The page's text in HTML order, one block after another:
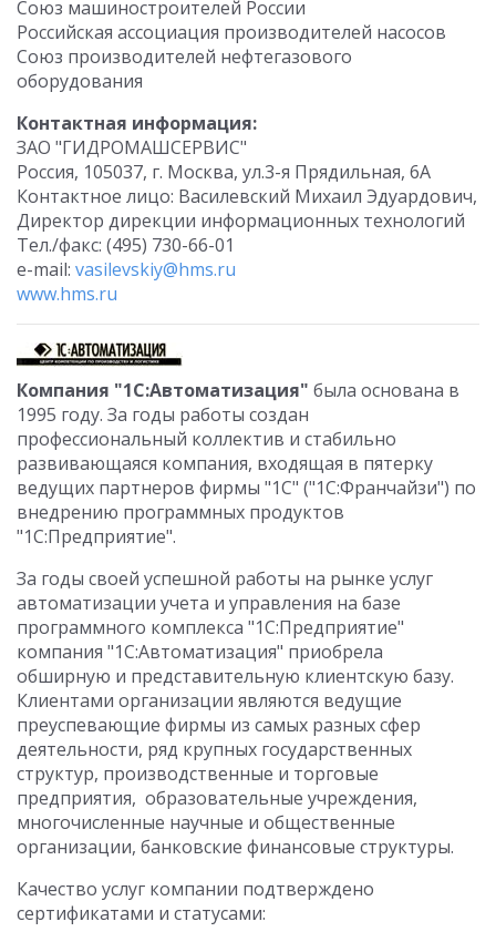
Союз машиностроителей России
Российская ассоциация производителей насосов
Союз производителей нефтегазового
оборудования
Контактная информация:
ЗАО "ГИДРОМАШСЕРВИС"
Россия, 105037, г. Москва, ул.3-я Прядильная, 6А
Контактное лицо: Василевский Михаил Эдуардович,
Директор дирекции информационных технологий
Тел./факс: (495) 730-66-01
e-mail: vasilevskiy@hms.ru
www.hms.ru
Компания "1С:Автоматизация" была основана в
1995 году. За годы работы создан
профессиональный коллектив и стабильно
развивающаяся компания, входящая в пятерку
ведущих партнеров фирмы "1С" ("1С:Франчайзи") по
внедрению программных продуктов
"1С:Предприятие".
За годы своей успешной работы на рынке услуг
автоматизации учета и управления на базе
программного комплекса "1С:Предприятие"
компания "1С:Автоматизация" приобрела
обширную и представительную клиентскую базу.
Клиентами организации являются ведущие
преуспевающие фирмы из самых разных сфер
деятельности, ряд крупных государственных
структур, производственные и торговые
предприятия, образовательные учреждения,
многочисленные научные и общественные
организации, банковские финансовые структуры.
Качество услуг компании подтверждено
сертификатами и статусами: